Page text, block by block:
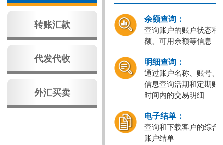
转账汇款
代发代收
外汇买卖
余额查询：
查询账户的账户状态和
额、可用余额等信息
明细查询：
通过账户名称、账号、
信息查询活期和定期账
时间内的交易明细
电子结单：
查询和下载客户的综合
账户结单